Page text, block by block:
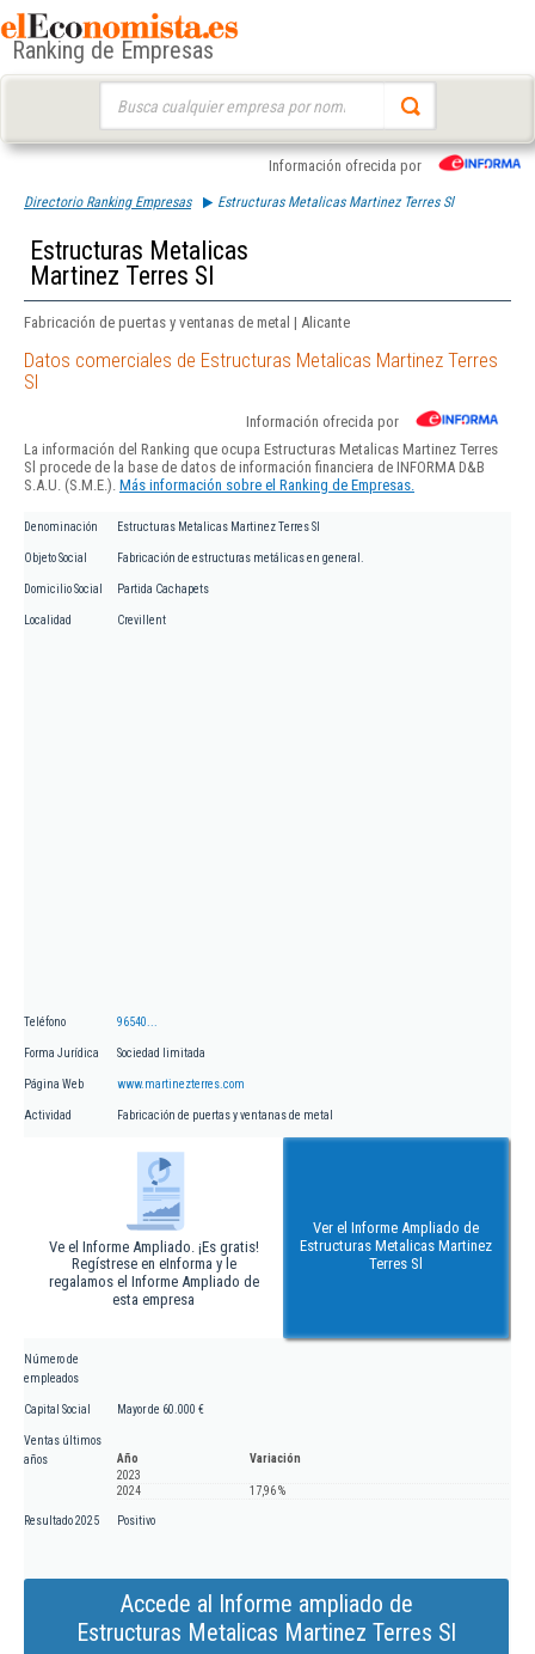
Ranking de Empresas
Información ofrecida por
Directorio Ranking Empresas Estructuras Metalicas Martinez Terres Sl
Estructuras Metalicas
Martinez Terres Sl
Fabricación de puertas y ventanas de metal | Alicante
Datos comerciales de Estructuras Metalicas Martinez Terres
Sl
Información ofrecida por
La información del Ranking que ocupa Estructuras Metalicas Martinez Terres
Sl procede de la base de datos de información financiera de INFORMA D&B
S.A.U. (S.M.E.). Más información sobre el Ranking de Empresas.
Denominación Estructuras Metalicas Martinez Terres Sl
Objeto Social Fabricación de estructuras metálicas en general.
Domicilio Social Partida Cachapets
Localidad Crevillent
Teléfono 96540...
Forma Jurídica Sociedad limitada
Página Web www.martinezterres.com
Actividad Fabricación de puertas y ventanas de metal
Ve el Informe Ampliado. ¡Es gratis!
Regístrese en eInforma y le
regalamos el Informe Ampliado de
esta empresa
Ver el Informe Ampliado de
Estructuras Metalicas Martinez
Terres Sl
Número de
empleados
Capital Social Mayor de 60.000 €
Ventas últimos
años
Año
Variación
2023
2024
17,96 %
Resultado 2025 Positivo
Accede al Informe ampliado de
Estructuras Metalicas Martinez Terres Sl